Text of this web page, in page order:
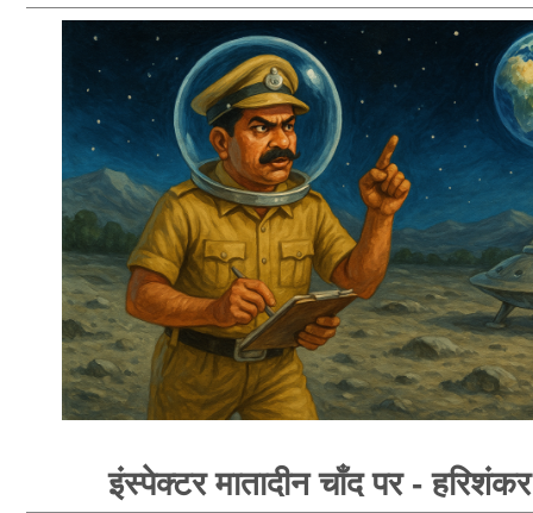
इंस्पेक्टर मातादीन चाँद पर -